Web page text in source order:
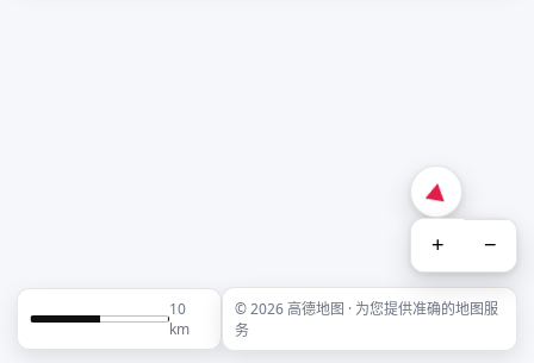
+ −
10
km
© 2026 高德地图 · 为您提供准确的地图服
务